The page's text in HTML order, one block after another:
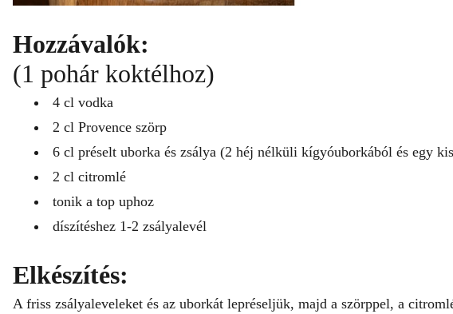
Hozzávalók:
(1 pohár koktélhoz)
4 cl vodka
2 cl Provence szörp
6 cl préselt uborka és zsálya (2 héj nélküli kígyóuborkából és egy
2 cl citromlé
tonik a top uphoz
díszítéshez 1-2 zsályalevél
Elkészítés:
A friss zsályaleveleket és az uborkát lepréseljük, majd a szörppel, a